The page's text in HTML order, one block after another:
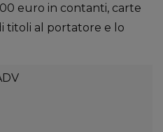
euro in contanti, carte
titoli al portatore e lo